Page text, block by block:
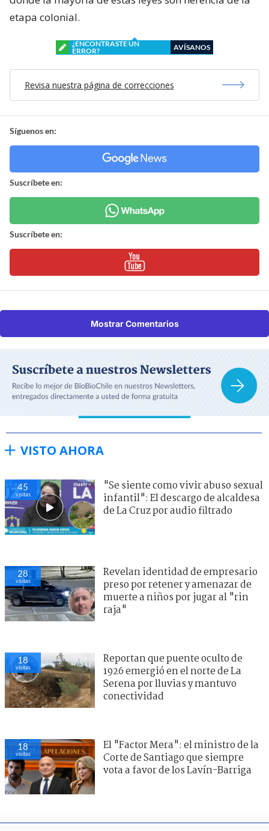
etapa colonial.
¿ENCONTRASTE UN
ERROR?
AVÍSANOS
Revisa nuestra página de correcciones
Síguenos en:
Suscríbete en:
Suscríbete en:
Mostrar Comentarios
VISTO AHORA
45
visitas
"Se siente como vivir abuso sexual
infantil": El descargo de alcaldesa
de La Cruz por audio filtrado
28
visitas
Revelan identidad de empresario
preso por retener y amenazar de
muerte a niños por jugar al "rin
raja"
18
visitas
Reportan que puente oculto de
1926 emergió en el norte de La
Serena por lluvias y mantuvo
conectividad
18
visitas
El "Factor Mera": el ministro de la
Corte de Santiago que siempre
vota a favor de los Lavín-Barriga